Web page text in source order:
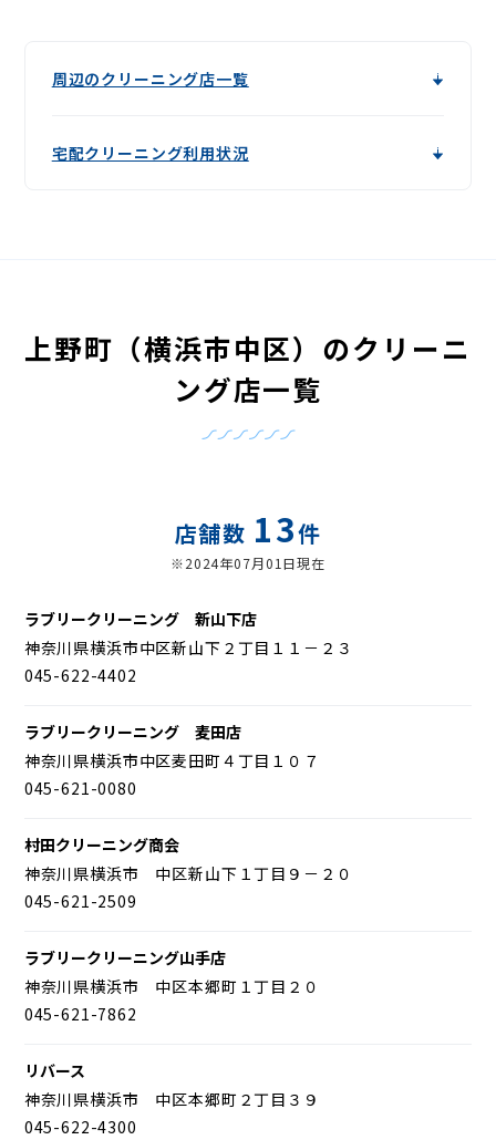
周辺のクリーニング店一覧
宅配クリーニング利用状況
上野町（横浜市中区）のクリーニ
ング店一覧
店舗数 13件
※2024年07月01日現在
ラブリークリーニング 新山下店
神奈川県横浜市中区新山下２丁目１１－２３
045-622-4402
ラブリークリーニング 麦田店
神奈川県横浜市中区麦田町４丁目１０７
045-621-0080
村田クリーニング商会
神奈川県横浜市 中区新山下１丁目９－２０
045-621-2509
ラブリークリーニング山手店
神奈川県横浜市 中区本郷町１丁目２０
045-621-7862
リバース
神奈川県横浜市 中区本郷町２丁目３９
045-622-4300